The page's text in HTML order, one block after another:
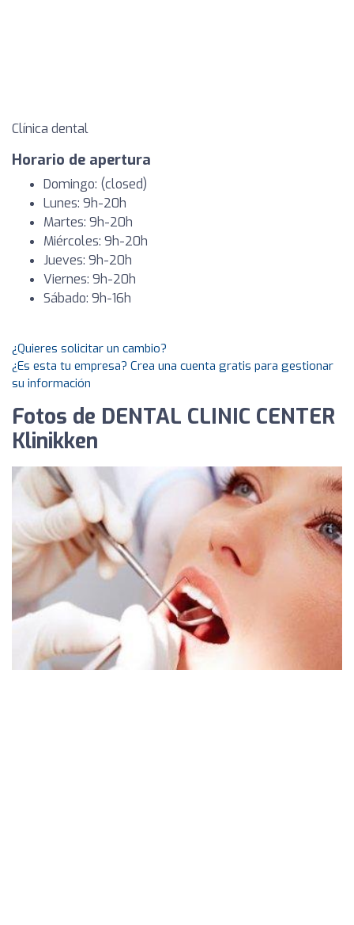
Clínica dental
Horario de apertura
Domingo: (closed)
Lunes: 9h-20h
Martes: 9h-20h
Miércoles: 9h-20h
Jueves: 9h-20h
Viernes: 9h-20h
Sábado: 9h-16h
¿Quieres solicitar un cambio?
¿Es esta tu empresa? Crea una cuenta gratis para gestionar
su información
Fotos de DENTAL CLINIC CENTER
Klinikken